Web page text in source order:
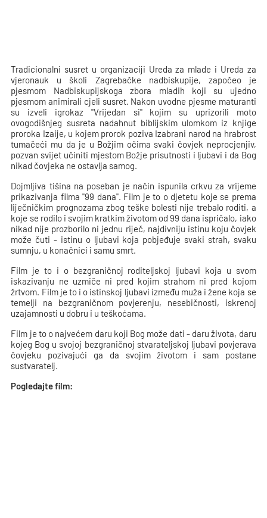
Tradicionalni susret u organizaciji Ureda za mlade i Ureda za
vjeronauk u školi Zagrebačke nadbiskupije, započeo je
pjesmom Nadbiskupijskoga zbora mladih koji su ujedno
pjesmom animirali cjeli susret. Nakon uvodne pjesme maturanti
su izveli igrokaz "Vrijedan si" kojim su uprizorili moto
ovogodišnjeg susreta nadahnut biblijskim ulomkom iz knjige
proroka Izaije, u kojem prorok poziva Izabrani narod na hrabrost
tumačeći mu da je u Božjim očima svaki čovjek neprocjenjiv,
pozvan svijet učiniti mjestom Božje prisutnosti i ljubavi i da Bog
nikad čovjeka ne ostavlja samog.
Dojmljiva tišina na poseban je način ispunila crkvu za vrijeme
prikazivanja filma "99 dana". Film je to o djetetu koje se prema
liječničkim prognozama zbog teške bolesti nije trebalo roditi, a
koje se rodilo i svojim kratkim životom od 99 dana ispričalo, iako
nikad nije prozborilo ni jednu riječ, najdivniju istinu koju čovjek
može čuti - istinu o ljubavi koja pobjeđuje svaki strah, svaku
sumnju, u konačnici i samu smrt.
Film je to i o bezgraničnoj roditeljskoj ljubavi koja u svom
iskazivanju ne uzmiče ni pred kojim strahom ni pred kojom
žrtvom. Film je to i o istinskoj ljubavi između muža i žene koja se
temelji na bezgraničnom povjerenju, nesebičnosti, iskrenoj
uzajamnosti u dobru i u teškoćama.
Film je to o najvećem daru koji Bog može dati - daru života, daru
kojeg Bog u svojoj bezgraničnoj stvarateljskoj ljubavi povjerava
čovjeku pozivajući ga da svojim životom i sam postane
sustvaratelj.
Pogledajte film: